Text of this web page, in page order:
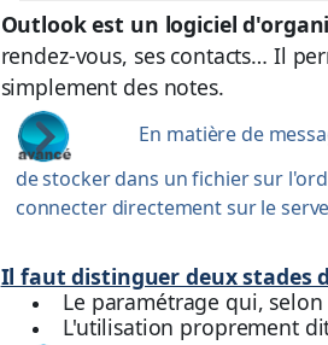
Outlook est un logiciel
rendez-vous, ses contacts… Il
simplement des notes.
En matière de
de stocker dans un fichier sur
connecter directement sur le
Il faut distinguer deux stades
Le paramétrage qui,
L'utilisation proprement